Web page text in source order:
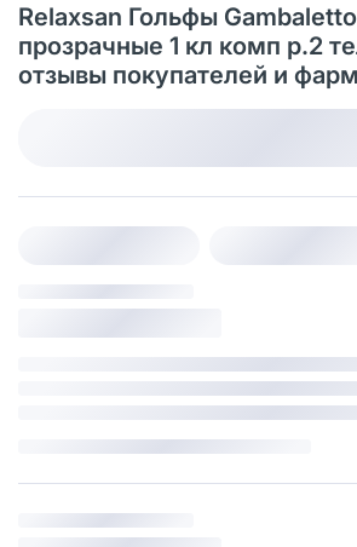
Relaxsan Гольфы
прозрачные 1 кл комп р.2
отзывы покупателей и